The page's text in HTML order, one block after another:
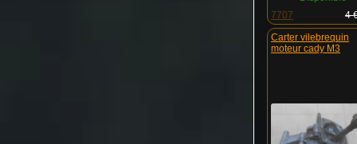
7707
4
Carter vilebrequin
moteur cady M3